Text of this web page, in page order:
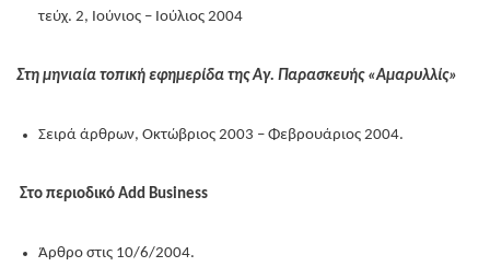
τεύχ. 2, Ιούνιος – Ιούλιος 2004
Στη μηνιαία τοπική εφημερίδα της Αγ. Παρασκευής «Αμαρυλλίς»
Σειρά άρθρων, Οκτώβριος 2003 – Φεβρουάριος 2004.
Στο περιοδικό Add Business
Άρθρο στις 10/6/2004.